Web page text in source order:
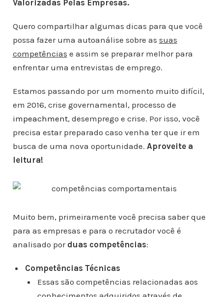
Valorizadas Pelas Empresas.
Quero compartilhar algumas dicas para que você
possa fazer uma autoanálise sobre as suas
competências e assim se preparar melhor para
enfrentar uma entrevistas de emprego.
Estamos passando por um momento muito difícil,
em 2016, crise governamental, processo de
impeachment, desemprego e crise. Por isso, você
precisa estar preparado caso venha ter que ir em
busca de uma nova oportunidade. Aproveite a
leitura!
Muito bem, primeiramente você precisa saber que
para as empresas e para o recrutador você é
analisado por duas competências:
Competências Técnicas
Essas são competências relacionadas aos